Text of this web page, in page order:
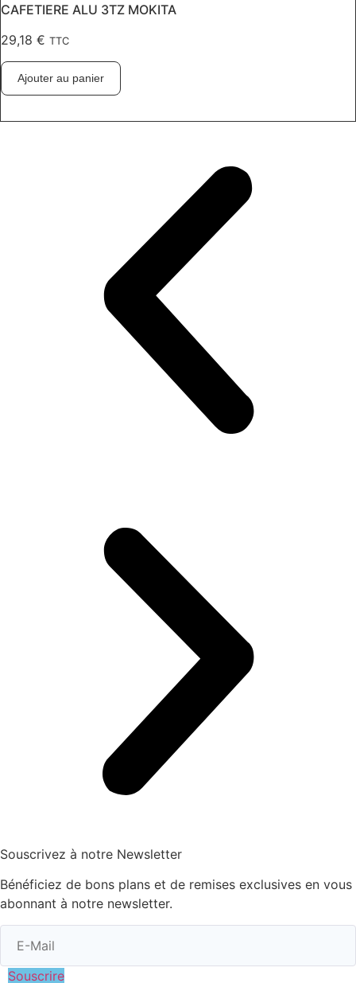
CAFETIERE ALU 3TZ MOKITA
29,18 € TTC
Ajouter au panier
Souscrivez à notre Newsletter
Bénéficiez de bons plans et de remises exclusives en vous
abonnant à notre newsletter.
Souscrire